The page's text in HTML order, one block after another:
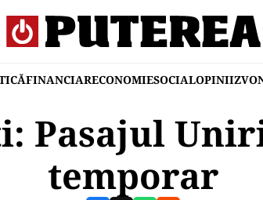
FINANCIARECONOMIESOCIALOPINII
Pasajul
temporar